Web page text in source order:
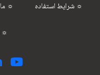
ما کی استیم؟ ☼ شرایط استفاده ☼
تماس با ما ☼